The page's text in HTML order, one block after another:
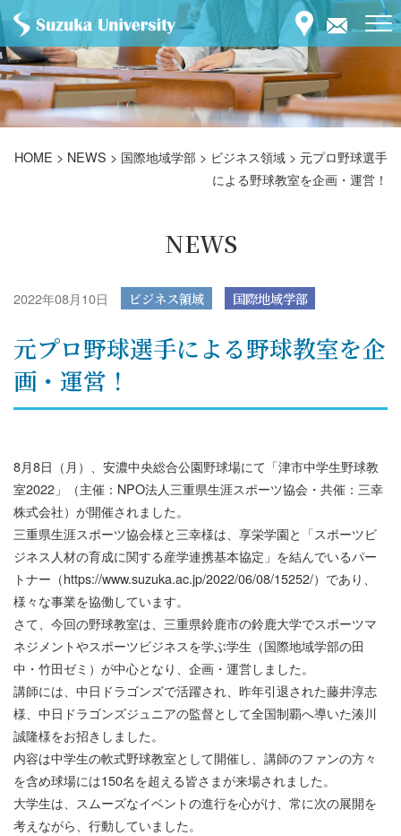
HOME > NEWS > 国際地域学部 > ビジネス領域 > 元プロ野球選手
による野球教室を企画・運営！
NEWS
2022年08月10日 ビジネス領域 国際地域学部
元プロ野球選手による野球教室を企
画・運営！
8月8日（月）、安濃中央総合公園野球場にて「津市中学生野球教
室2022」（主催：NPO法人三重県生涯スポーツ協会・共催：三幸
株式会社）が開催されました。
三重県生涯スポーツ協会様と三幸様は、享栄学園と「スポーツビ
ジネス人材の育成に関する産学連携基本協定」を結んでいるパー
トナー（https://www.suzuka.ac.jp/2022/06/08/15252/）であり、
様々な事業を協働しています。
さて、今回の野球教室は、三重県鈴鹿市の鈴鹿大学でスポーツマ
ネジメントやスポーツビジネスを学ぶ学生（国際地域学部の田
中・竹田ゼミ）が中心となり、企画・運営しました。
講師には、中日ドラゴンズで活躍され、昨年引退された藤井淳志
様、中日ドラゴンズジュニアの監督として全国制覇へ導いた湊川
誠隆様をお招きしました。
内容は中学生の軟式野球教室として開催し、講師のファンの方々
を含め球場には150名を超える皆さまが来場されました。
大学生は、スムーズなイベントの進行を心がけ、常に次の展開を
考えながら、行動していました。